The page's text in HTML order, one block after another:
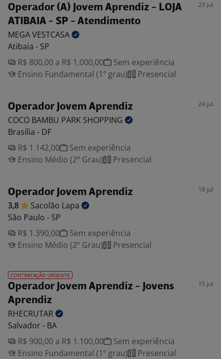
Operador (A) Jovem Aprendiz - LOJA
ATIBAIA - SP - Atendimento
23 jul
MEGAVESTCASA
Atibaia - SP
R$ 800,00 a R$ 1.000,00
Sem experiência
Ensino Fundamental (1º grau)
Presencial
Operador Jovem Aprendiz 24 jul
COCO BAMBU PARK SHOPPING
Brasília - DF
R$ 1.142,00
Sem experiência
Ensino Médio (2º Grau)
Presencial
Operador Jovem Aprendiz 18 jul
3,8 Sacolão Lapa
São Paulo - SP
R$ 1.390,00
Sem experiência
Ensino Médio (2º Grau)
Presencial
CONTRATAÇÃO URGENTE
Operador Jovem Aprendiz - Jovens
Aprendiz
15 jul
RHECRUTAR
Salvador - BA
R$ 900,00 a R$ 1.100,00
Sem experiência
Ensino Fundamental (1º grau)
Presencial